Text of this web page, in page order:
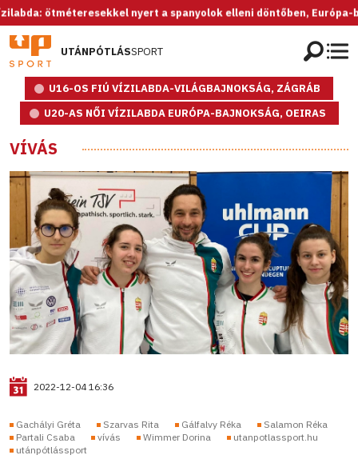
ötméteresekkel nyert a spanyolok elleni döntőben, Európa-
UTÁNPÓTLÁSSPORT
U16-OS FIÚ VÍZILABDA-VILÁGBAJNOKSÁG, ZÁGRÁB
U20-AS NŐI VÍZILABDA EURÓPA-BAJNOKSÁG, OEIRAS
VÍVÁS
2022-12-04 16:36
Gachályi Gréta Szarvas Rita Gálfalvy Réka
Salamon Réka
Partali Csaba
vívás Wimmer Dorina
utanpotlassport.hu
utánpótlássport